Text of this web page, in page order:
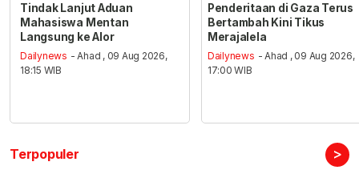
Tindak Lanjut Aduan
Mahasiswa Mentan
Langsung ke Alor
Dailynews - Ahad , 09 Aug 2026,
18:15 WIB
Penderitaan di Gaza Terus
Bertambah Kini Tikus
Merajalela
Dailynews - Ahad , 09 Aug 2026,
17:00 WIB
Terpopuler >